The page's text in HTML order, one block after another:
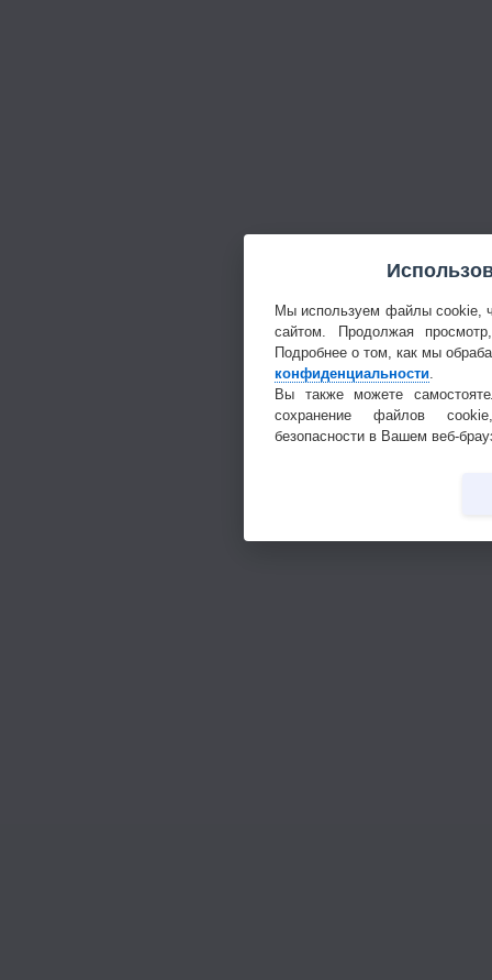
Мы используем файлы cookie,
сайтом. Продолжая
Подробнее о том, как мы
конфиденциальности
Вы также можете
сохранение файлов
безопасности в Вашем веб-